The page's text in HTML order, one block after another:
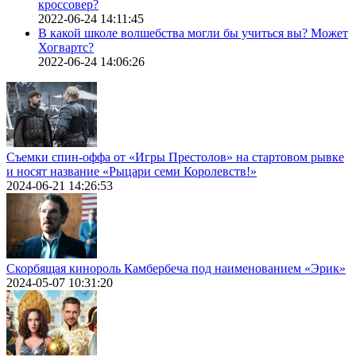
кроссовер?
2022-06-24 14:11:45
В какой школе волшебства могли бы учиться вы? Может
Хогвартс?
2022-06-24 14:06:26
Съемки спин-оффа от «Игры Престолов» на стартовом рывке
и носят название «Рыцари семи Королевств!»
2024-06-21 14:26:53
Скорбящая кинороль Камбербеча под наименованием «Эрик»
2024-05-07 10:31:20